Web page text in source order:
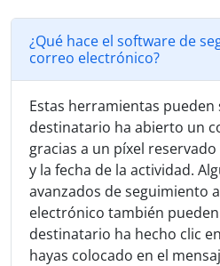
¿Qué hace el software de
correo electrónico?
Estas herramientas pueden
destinatario ha abierto un
gracias a un píxel
y la fecha de la actividad.
avanzados de seguimiento
electrónico también
destinatario ha hecho clic
hayas colocado en el